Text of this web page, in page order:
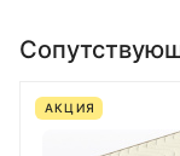
АКЦИЯ